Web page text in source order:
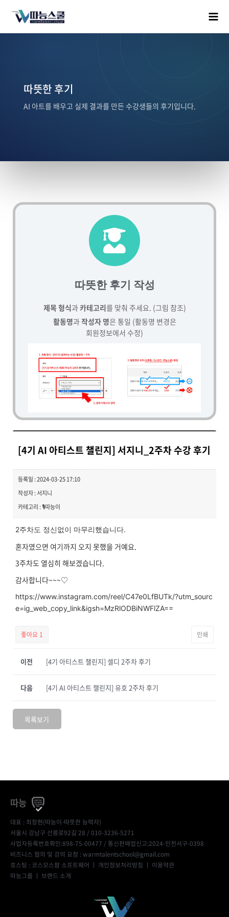
따뜻한 후기
AI 아트를 배우고 실제 결과를 만든 수강생들의 후기입니다.
따뜻한 후기 작성
제목 형식과카테고리를 맞춰 주세요. (그림 참조)
활동명과작성자 명은 통일 (활동명 변경은
회원정보에서 수정)
[4기 AI 아티스트 챌린지] 서지니_2주차 수강 후기
등록일 : 2024-03-25 17:10
작성자 : 서지니
카테고리 : 🎙️따능이
2주차도 정신없이 마무리했습니다.
혼자였으면 여기까지 오지 못했을 거예요.
3주차도 열심히 해보겠습니다.
감사합니다~~~♡
https://www.instagram.com/reel/C47e0LfBUTk/?utm_sourc
e=ig_web_copy_link&igsh=MzRlODBiNWFlZA==
좋아요 1 인쇄
이전 [4기 아티스트 챌린지] 셀디 2주차 후기
[4기 AI 아티스트 챌린지] 유호 2주차 후기
다음
목록보기
따능
대표 : 최창현(따능이-따뜻한 능력자)
서울시 강남구 선릉로92길 28 / 010-3236-5271
사업자등록번호확인:898-75-00477 / 통신판매업신고:2024-인천서구-0398
비즈니스 협의 및 강의 요청 : warmtalentschool@gmail.com
호스팅 : 코스모스팜 소프트웨어 ㅣ 개인정보처리방침 ㅣ 이용약관
따능그룹 ㅣ 브랜드 소개